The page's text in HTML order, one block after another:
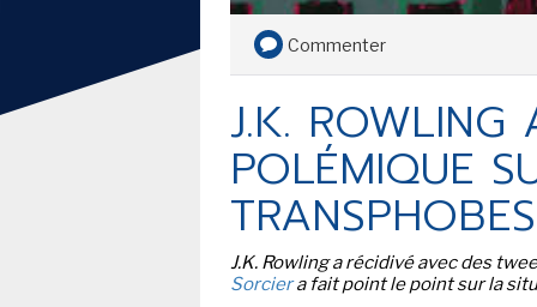
SECOND KNIGHT...
DAN JURGENS ET MIKE
KNIGHT... BATMAN VERSION
PULPS
TOUTE L'ACTU LE FIL DE
BD
Commenter
J.K. ROWLING
POLÉMIQUE
TRANSPHOBES
J.K. Rowling a récidivé avec des
Sorciera fait point le point sur la